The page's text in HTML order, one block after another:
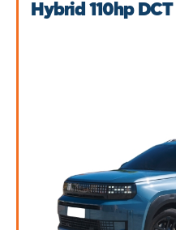
Hybrid 110hp DCT